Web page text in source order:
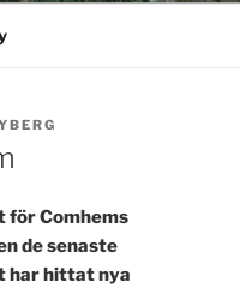
för Comhems
de senaste
har hittat nya